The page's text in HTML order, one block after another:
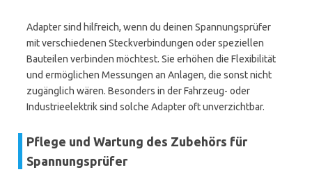
Adapter sind hilfreich, wenn du deinen Spannungsprüfer
mit verschiedenen Steckverbindungen oder speziellen
Bauteilen verbinden möchtest. Sie erhöhen die Flexibilität
und ermöglichen Messungen an Anlagen, die sonst nicht
zugänglich wären. Besonders in der Fahrzeug- oder
Industrieelektrik sind solche Adapter oft unverzichtbar.
Pflege und Wartung des Zubehörs für
Spannungsprüfer